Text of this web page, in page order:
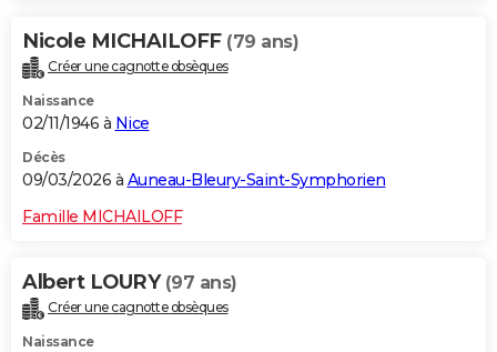
Nicole MICHAILOFF (79 ans)
Créer une cagnotte obsèques
Naissance
02/11/1946 à Nice
Décès
09/03/2026 à Auneau-Bleury-Saint-Symphorien
Famille MICHAILOFF
Albert LOURY (97 ans)
Créer une cagnotte obsèques
Naissance